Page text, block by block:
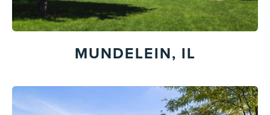
MUNDELEIN, IL